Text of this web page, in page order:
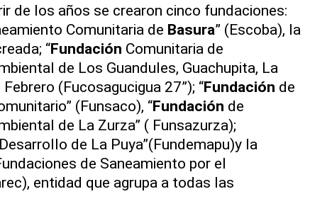
de los años se crearon cinco fundaciones:
Comunitaria de Basura” (Escoba), la
“Fundación Comunitaria de
de Los Guandules, Guachupita, La
(Fucosagucigua 27”); “Fundación de
(Funsaco), “Fundación de
de La Zurza” ( Funsazurza);
de La Puya”(Fundemapu)y la
de Saneamiento por el
entidad que agrupa a todas las